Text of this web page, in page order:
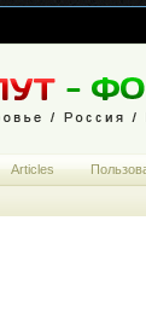
Articles